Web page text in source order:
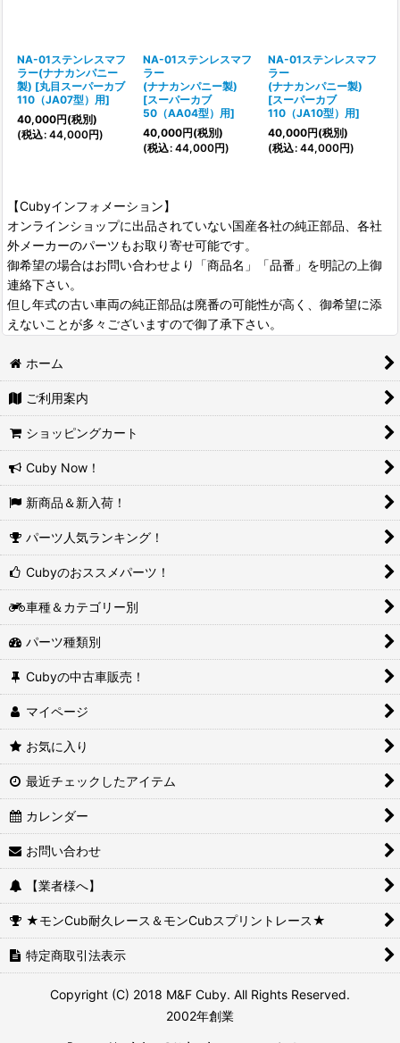
NA-01ステンレスマフ
ラー(ナナカンパニー
製) [丸目スーパーカブ
110（JA07型）用]
40,000円(税別)
(税込: 44,000円)
NA-01ステンレスマフ
ラー
(ナナカンパニー製)
[スーパーカブ
50（AA04型）用]
40,000円(税別)
(税込: 44,000円)
NA-01ステンレスマフ
ラー
(ナナカンパニー製)
[スーパーカブ
110（JA10型）用]
40,000円(税別)
(税込: 44,000円)
【Cubyインフォメーション】
オンラインショップに出品されていない国産各社の純正部品、各社
外メーカーのパーツもお取り寄せ可能です。
御希望の場合はお問い合わせより「商品名」「品番」を明記の上御
連絡下さい。
但し年式の古い車両の純正部品は廃番の可能性が高く、御希望に添
えないことが多々ございますので御了承下さい。
ホーム
ご利用案内
ショッピングカート
Cuby Now！
新商品＆新入荷！
パーツ人気ランキング！
Cubyのおススメパーツ！
車種＆カテゴリー別
パーツ種類別
Cubyの中古車販売！
マイページ
お気に入り
最近チェックしたアイテム
カレンダー
お問い合わせ
【業者様へ】
★モンCub耐久レース＆モンCubスプリントレース★
特定商取引法表示
Copyright (C) 2018 M&F Cuby. All Rights Reserved.
2002年創業